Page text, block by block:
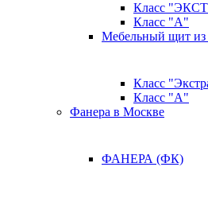
Класс
Класс "А"
Мебельный щит из
Класс
Класс "А"
Фанера в Москве
ФАНЕРА (ФК)